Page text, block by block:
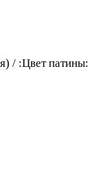
/ :Цвет патины: